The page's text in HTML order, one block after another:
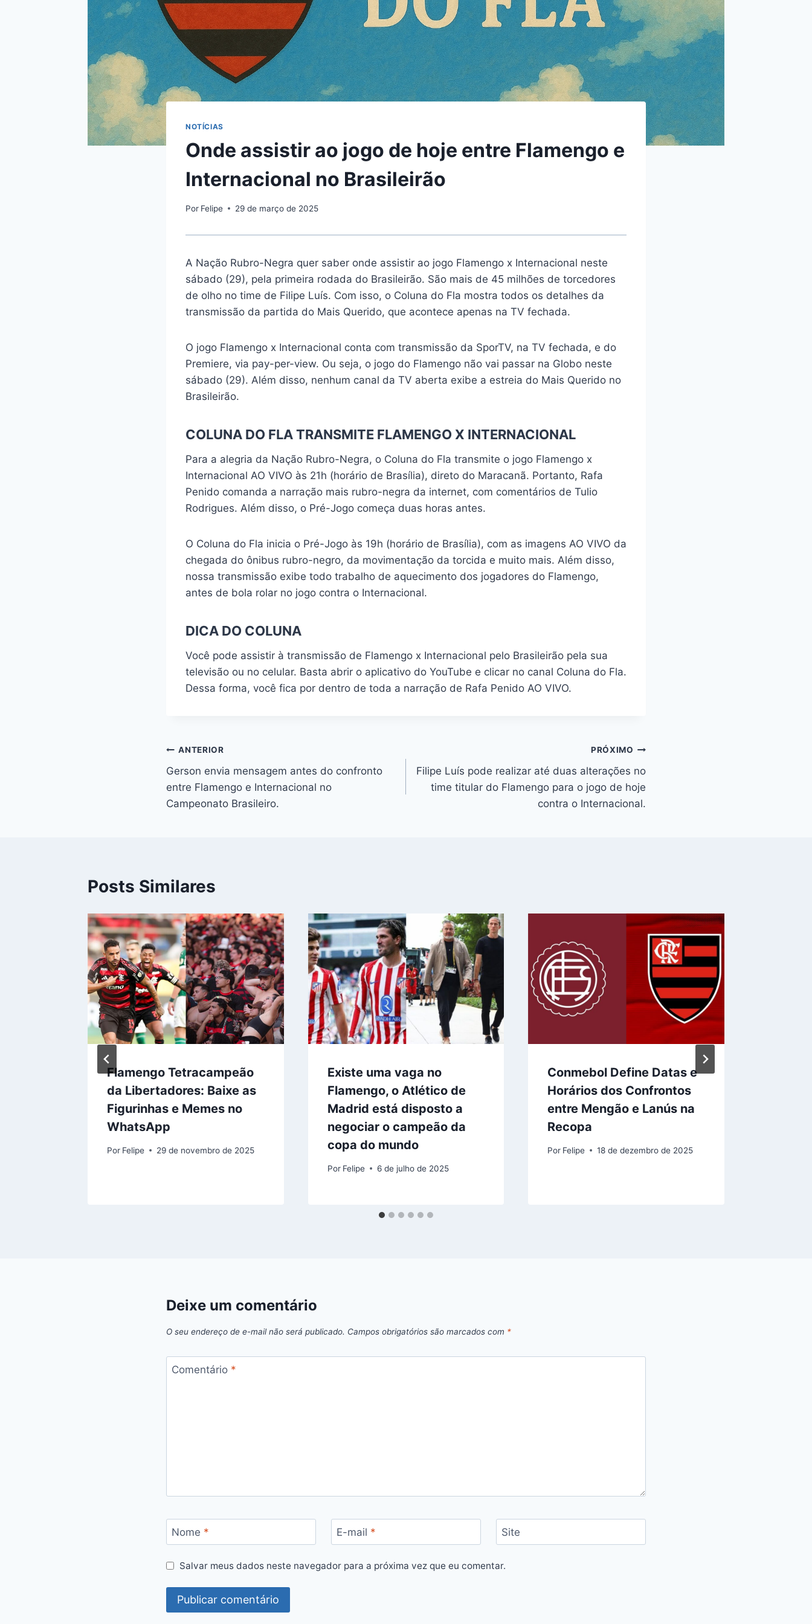
NOTÍCIAS
Onde assistir ao jogo de hoje entre Flamengo e
Internacional no Brasileirão
Por Felipe 29 de março de 2025
A Nação Rubro-Negra quer saber onde assistir ao jogo Flamengo x Internacional neste
sábado (29), pela primeira rodada do Brasileirão. São mais de 45 milhões de torcedores
de olho no time de Filipe Luís. Com isso, o Coluna do Fla mostra todos os detalhes da
transmissão da partida do Mais Querido, que acontece apenas na TV fechada.
O jogo Flamengo x Internacional conta com transmissão da SporTV, na TV fechada, e do
Premiere, via pay-per-view. Ou seja, o jogo do Flamengo não vai passar na Globo neste
sábado (29). Além disso, nenhum canal da TV aberta exibe a estreia do Mais Querido no
Brasileirão.
COLUNA DO FLA TRANSMITE FLAMENGO X INTERNACIONAL
Para a alegria da Nação Rubro-Negra, o Coluna do Fla transmite o jogo Flamengo x
Internacional AO VIVO às 21h (horário de Brasília), direto do Maracanã. Portanto, Rafa
Penido comanda a narração mais rubro-negra da internet, com comentários de Tulio
Rodrigues. Além disso, o Pré-Jogo começa duas horas antes.
O Coluna do Fla inicia o Pré-Jogo às 19h (horário de Brasília), com as imagens AO VIVO da
chegada do ônibus rubro-negro, da movimentação da torcida e muito mais. Além disso,
nossa transmissão exibe todo trabalho de aquecimento dos jogadores do Flamengo,
antes de bola rolar no jogo contra o Internacional.
DICA DO COLUNA
Você pode assistir à transmissão de Flamengo x Internacional pelo Brasileirão pela sua
televisão ou no celular. Basta abrir o aplicativo do YouTube e clicar no canal Coluna do Fla.
Dessa forma, você fica por dentro de toda a narração de Rafa Penido AO VIVO.
Navegação
de
Post
ANTERIOR
Gerson envia mensagem antes do confronto
entre Flamengo e Internacional no
Campeonato Brasileiro.
PRÓXIMO
Filipe Luís pode realizar até duas alterações no
time titular do Flamengo para o jogo de hoje
contra o Internacional.
Posts Similares
Flamengo Tetracampeão
da Libertadores: Baixe as
Figurinhas e Memes no
WhatsApp
Por Felipe 29 de novembro de 2025
Existe uma vaga no
Flamengo, o Atlético de
Madrid está disposto a
negociar o campeão da
copa do mundo
Por Felipe 6 de julho de 2025
Conmebol Define Datas e
Horários dos Confrontos
entre Mengão e Lanús na
Recopa
Por Felipe 18 de dezembro de 2025
Deixe um comentário
O seu endereço de e-mail não será publicado. Campos obrigatórios são marcados com *
Comentário *
Nome * E-mail * Site
Salvar meus dados neste navegador para a próxima vez que eu comentar.